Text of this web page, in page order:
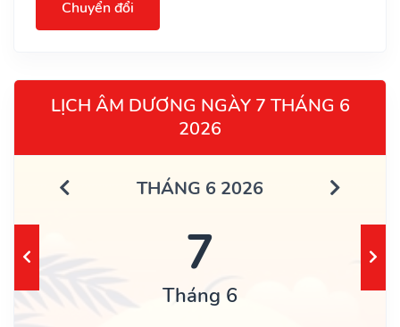
Chuyển đổi
LỊCH ÂM DƯƠNG NGÀY 7 THÁNG 6
2026
THÁNG 6 2026
7
Tháng 6